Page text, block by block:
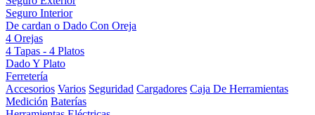
Seguro Interior
De cardan o Dado Con Oreja
4 Orejas
4 Tapas - 4 Platos
Dado Y Plato
Ferretería
Accesorios Varios Seguridad Cargadores Caja De Herramientas
Medición Baterías